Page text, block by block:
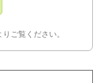
ご覧ください。